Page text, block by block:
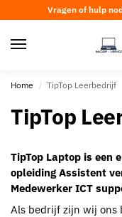
Vragen of hulp
Home / TipTop Leerbedrijf
TipTop
TipTop Laptop is een
opleiding Assistent
Medewerker ICT
Als bedrijf zijn wij ons